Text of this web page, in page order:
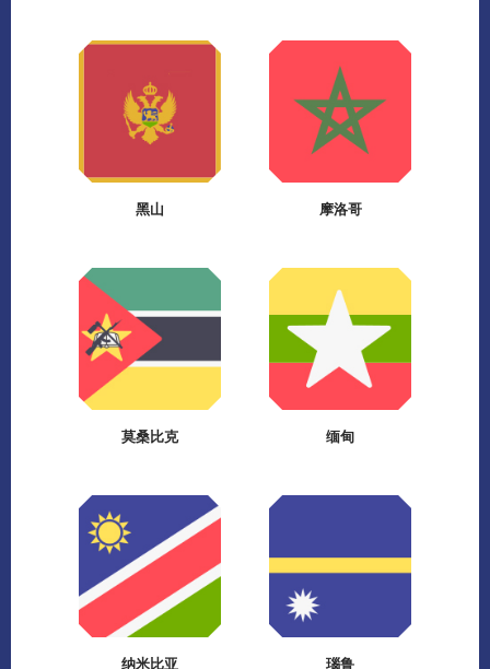
黑山 摩洛哥
莫桑比克 缅甸
纳米比亚 瑙鲁